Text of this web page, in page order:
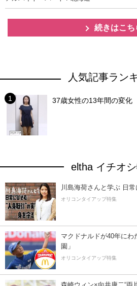
続きはこち
人気記事ラン
37歳女性の13年間の変化
eltha イチオ
川島海荷さんと学ぶ 日
オリコンタイアップ特集
マクドナルドが40年に
園」
オリコンタイアップ特集